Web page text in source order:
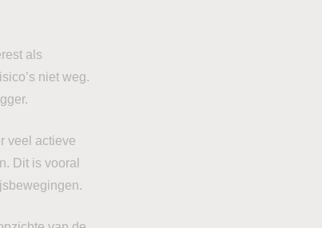
als
niet weg.
veel actieve
Dit is vooral